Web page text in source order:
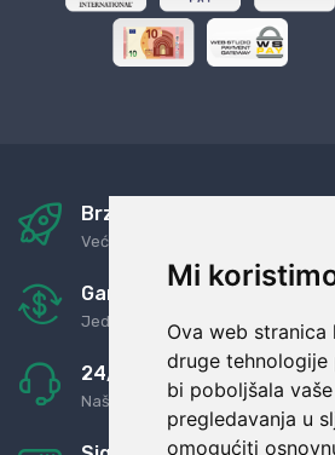
Mi
Ova web
druge tehnologije
bi poboljšala
pregledavanja u
omogućiti
Brza i sigurna dostava
Već za nekoliko dana kod vas
Garancija u povrat novaca
Jednostavno pravilo: Roba za
24/7 odlična podrška
Naši agenti uvijek na raspolaganju